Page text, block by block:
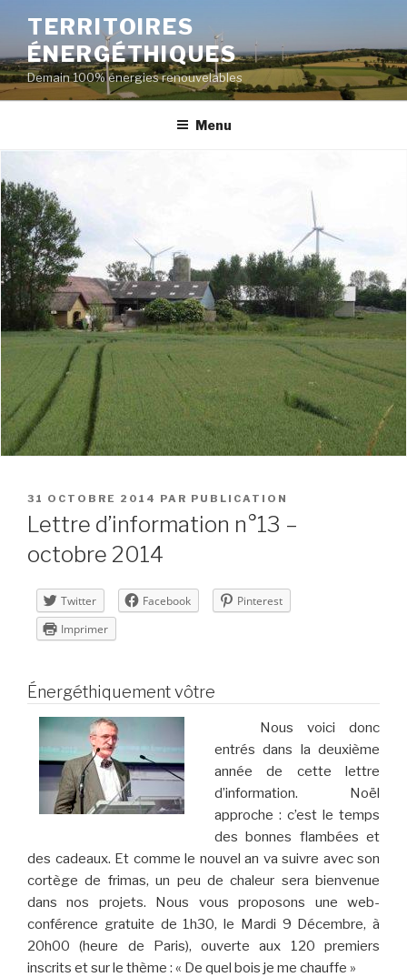
contenu
principal
TERRITOIRES
ÉNERGÉTHIQUES
Demain 100% énergies renouvelables
Menu
PUBLIÉ
LE
31 OCTOBRE 2014 PAR PUBLICATION
Lettre d’information n°13 –
octobre 2014
Twitter Facebook
Pinterest
Imprimer
Énergéthiquement vôtre
Nous voici donc
entrés dans la deuxième
année de cette lettre
d’information. Noël
approche : c’est le temps
des bonnes flambées et
des cadeaux. Et comme le nouvel an va suivre avec son
cortège de frimas, un peu de chaleur sera bienvenue
dans nos projets. Nous vous proposons une web-
conférence gratuite de 1h30, le Mardi 9 Décembre, à
20h00 (heure de Paris), ouverte aux 120 premiers
inscrits et sur le thème : « De quel bois je me chauffe »